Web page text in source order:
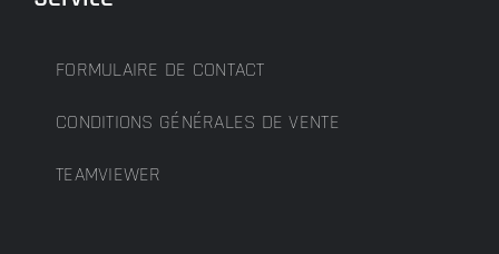
FORMULAIRE DE CONTACT
CONDITIONS GÉNÉRALES DE VENTE
TEAMVIEWER